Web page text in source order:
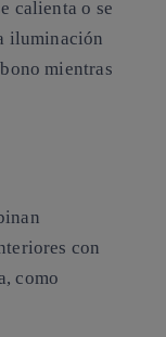
calienta o se
iluminación
mientras
con
como